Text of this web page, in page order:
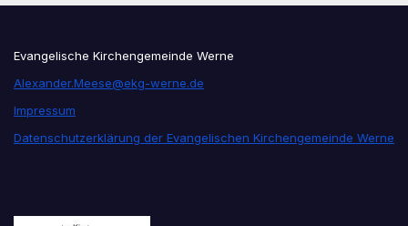
Evangelische Kirchengemeinde Werne
Alexander.Meese@ekg-werne.de
Impressum
Datenschutzerklärung der Evangelischen Kirchengemeinde Werne